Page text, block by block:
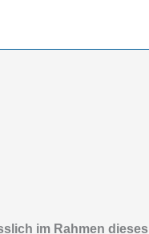
im Rahmen dieses